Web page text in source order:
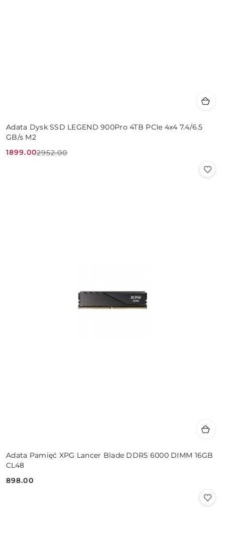
Adata Dysk SSD LEGEND 900Pro 4TB PCIe 4x4 7.4/6.5
GB/s M2
Cena
1899.00
Cena
2952.00
Adata Pamięć XPG Lancer Blade DDR5 6000 DIMM 16GB
CL48
Cena:
898.00